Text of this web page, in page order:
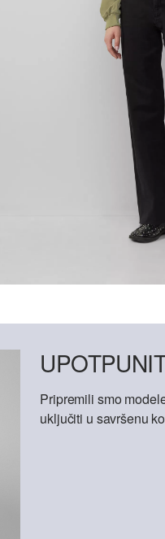
Pripremili smo
uključiti u savršenu